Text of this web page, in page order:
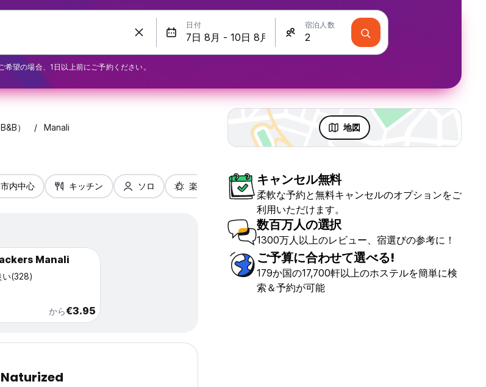
日付 宿泊人数
希望の場合、1日以上前にご予約ください。
） Manali 地図
市内中心 キッチン ソロ 楽しみ & パーティ
Manali
い(328)
から€3.95
キャンセル無料
柔軟な予約と無料キャンセルのオプションをご
利用いただけます。
数百万人の選択
1300万人以上のレビュー、宿選びの参考に！
ご予算に合わせて選べる!
179か国の17,700軒以上のホステルを簡単に検
索＆予約が可能